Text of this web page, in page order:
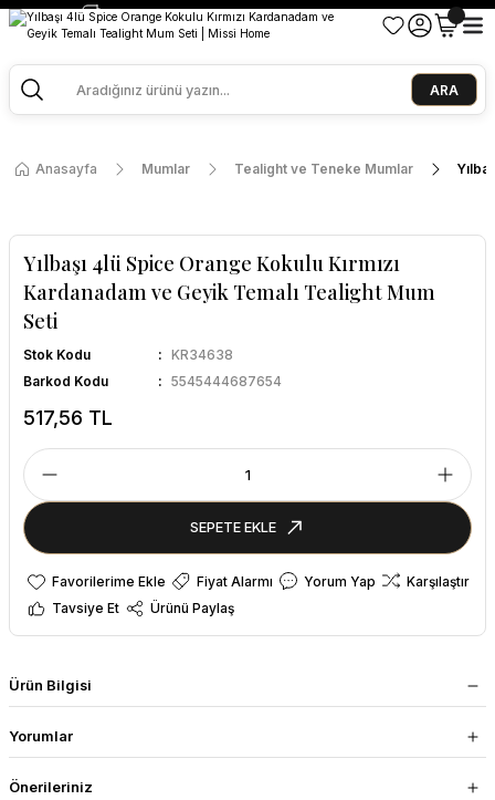
2500 TL ve Üzeri Alışverişlerde Kargo Bedava!
Ege Esintisi 2 Al 1 Öde
Missi Kokularda 3 Al 2 Öde
ARA
Anasayfa Mumlar Tealight ve Teneke Mumlar
Yılbaşı 4lü Spice Orange Kokulu Kırmızı
Kardanadam ve Geyik Temalı Tealight Mum
Seti
Stok Kodu
KR34638
Barkod Kodu
5545444687654
517,56 TL
SEPETE EKLE
Fiyat Alarmı Yorum Yap
Karşılaştır
Tavsiye Et
Ürünü Paylaş
Ürün Bilgisi
Yorumlar
Önerileriniz